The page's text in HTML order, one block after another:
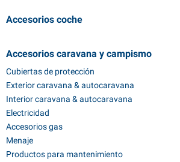
Accesorios coche
Accesorios caravana y campismo
Cubiertas de protección
Exterior caravana & autocaravana
Interior caravana & autocaravana
Electricidad
Accesorios gas
Menaje
Productos para mantenimiento